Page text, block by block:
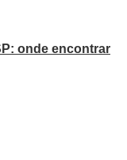
onde encontrar